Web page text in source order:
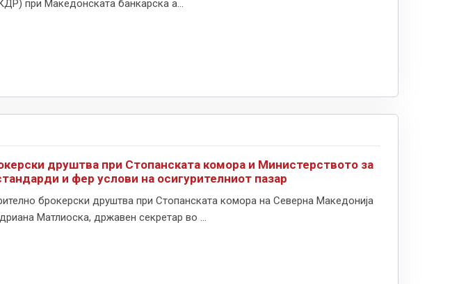
при Македонската банкарска а...
друштва при Стопанската комора и Министерството за
и фер услови на осигурителниот пазар
брокерски друштва при Стопанската комора на Северна Македонија
Матлиоска, државен секретар во ...